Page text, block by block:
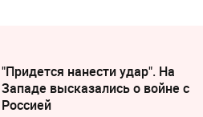
"Придется нанести удар". На
Западе высказались о войне с
Россией